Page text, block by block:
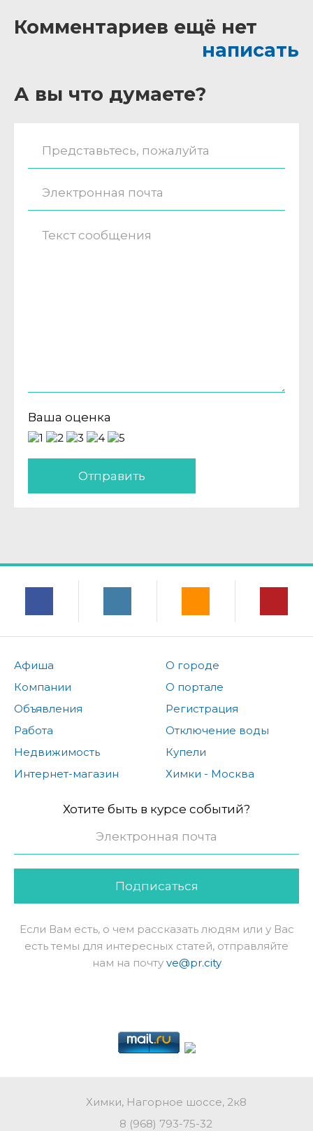
Комментариев ещё нет
написать
А вы что думаете?
Ваша оценка
Отправить
Афиша
Компании
Объявления
Работа
Недвижимость
Интернет-магазин
О городе
О портале
Регистрация
Отключение воды
Купели
Химки - Москва
Хотите быть в курсе событий?
Подписаться
Если Вам есть, о чем рассказать людям или у Вас
есть темы для интересных статей, отправляйте
нам на почту ve@pr.city
Химки, Нагорное шоссе, 2к8
8 (968) 793-75-32